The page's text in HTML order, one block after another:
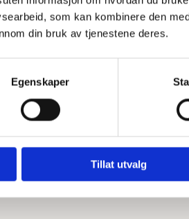
som kan kombinere den
din bruk av tjenestene deres.
Egenskaper
Tillat utvalg
doblet porsjonen med en gang - farlig
utgitt av Gyldendal 2021. Bilder tatt
med kun bokhveteflak. Jeg tilsatte revet